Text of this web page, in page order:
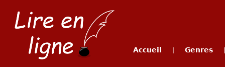
Accueil Genres